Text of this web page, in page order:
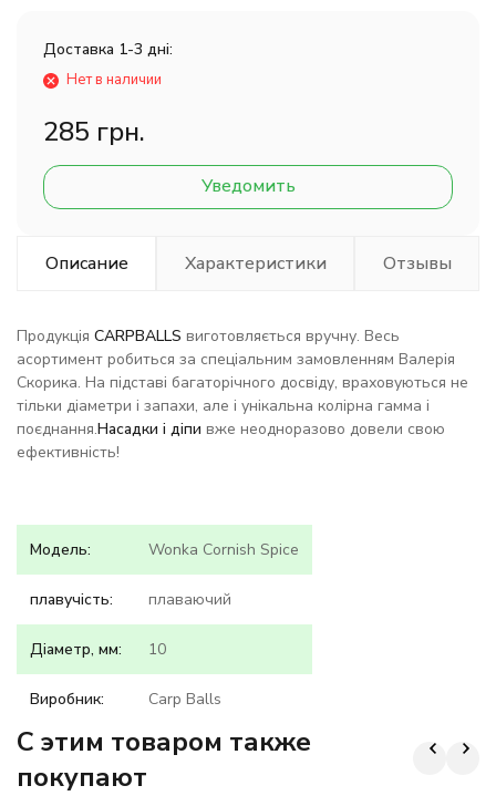
Доставка 1-3 дні:
Нет в наличии
285 грн.
Уведомить
Описание Характеристики Отзывы
Продукція CARPBALLS виготовляється вручну. Весь
асортимент робиться за спеціальним замовленням Валерія
Скорика. На підставі багаторічного досвіду, враховуються не
тільки діаметри і запахи, але і унікальна колірна гамма і
поєднання.Насадки і діпи вже неодноразово довели свою
ефективність!
Модель: Wonka Cornish Spice
плавучість: плаваючий
Діаметр, мм: 10
Виробник: Carp Balls
C этим товаром также
покупают